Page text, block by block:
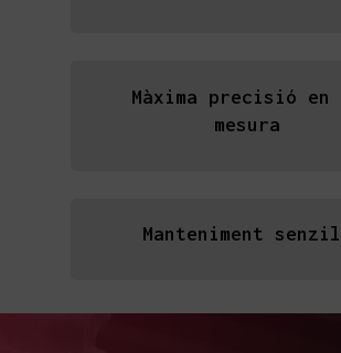
Màxima precisió en
mesura
Manteniment